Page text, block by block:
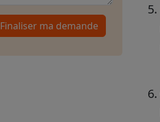
Finaliser ma demande